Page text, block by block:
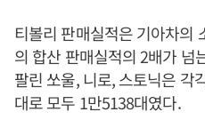
티볼리 판매실적은 기아차의
의 합산 판매실적의 2배가 넘
팔린 쏘울, 니로, 스토닉은 각
대로 모두 1만5138대였다.